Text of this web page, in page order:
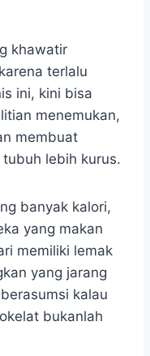
khawatir
terlalu
ini, kini bisa
menemukan,
membuat
lebih kurus.
banyak kalori,
yang makan
memiliki lemak
yang jarang
kalau
bukanlah